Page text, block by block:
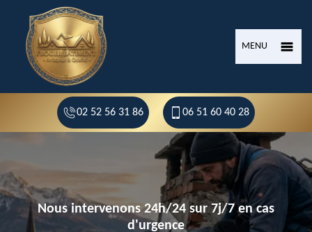
MENU
02 52 56 31 86 06 51 60 40 28
Nous intervenons 24h/24 sur 7j/7 en cas
d'urgence